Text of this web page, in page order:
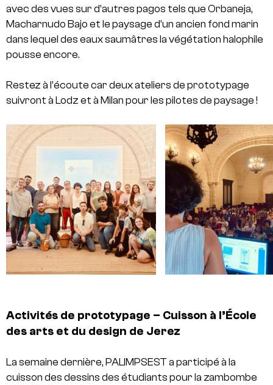
avec des vues sur d’autres pagos tels que Orbaneja,
Macharnudo Bajo et le paysage d’un ancien fond marin
dans lequel des eaux saumâtres la végétation halophile
pousse encore.
Restez à l’écoute car deux ateliers de prototypage
suivront à Lodz et à Milan pour les pilotes de paysage !
Activités de prototypage – Cuisson à l’École
des arts et du design de Jerez
La semaine dernière, PALIMPSEST a participé à la
cuisson des dessins des étudiants pour la zambombe